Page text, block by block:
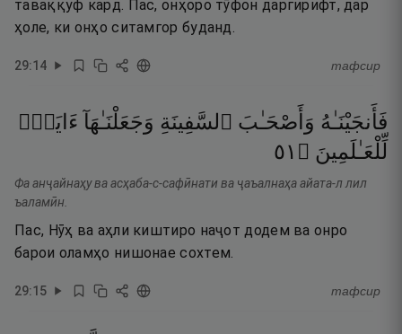
таваққуф кард. Пас, онҳоро тӯфон даргирифт, дар
ҳоле, ки онҳо ситамгор буданд.
29:14 тафсир
فَأَنجَيْنَـٰهُ وَأَصْحَـٰبَ ٱلسَّفِينَةِ وَجَعَلْنَـٰهَآ ءَايَةًۭ
لِّلْعَـٰلَمِينَ ۝ ١٥
Фа анҷайнаҳу ва асҳаба-с-сафӣнати ва ҷаъалнаҳа айата-л лил
ъаламӣн.
Пас, Нӯҳ ва аҳли киштиро наҷот додем ва онро
барои оламҳо нишонае сохтем.
29:15 тафсир